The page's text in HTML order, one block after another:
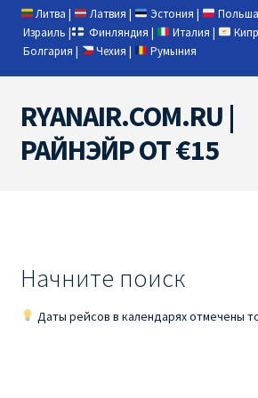
Литва | Латвия | Эстония | Польша
Израиль | Финляндия | Италия | Кипр
Болгария | Чехия | Румыния
Skip
to
navigation
Skip
to
content
RYANAIR.COM.RU |
РАЙНЭЙР ОТ €15
RYANAIR PL ОТ € 9
Начните поиск
Даты рейсов в календарях отмечены